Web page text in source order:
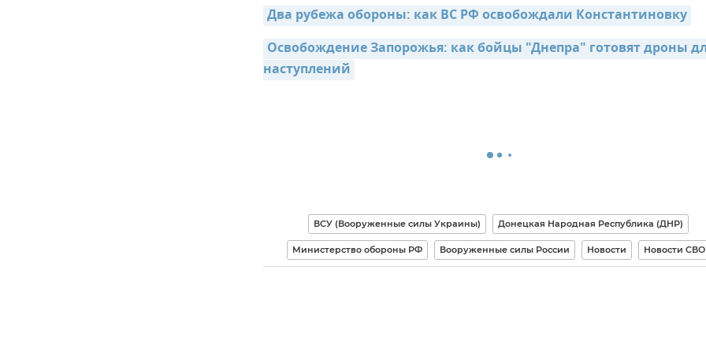
Два рубежа обороны: как ВС РФ освобождали Константиновку
Освобождение Запорожья: как бойцы "Днепра" готовят дроны
наступлений
ВСУ (Вооруженные силы Украины) Донецкая Народная Республика (ДНР)
Министерство обороны РФ Вооруженные силы России Новости Новости СВО